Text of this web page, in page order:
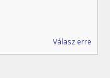
Válasz erre